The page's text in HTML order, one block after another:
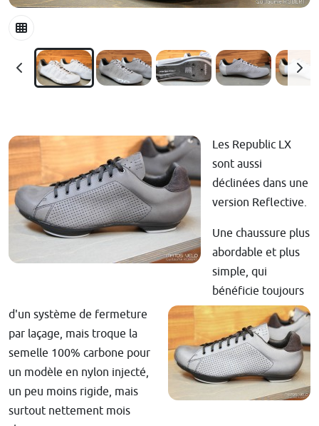
Les Republic LX
sont aussi
déclinées dans une
version Reflective.
Une chaussure plus
abordable et plus
simple, qui
bénéficie toujours
d'un système de fermeture
par laçage, mais troque la
semelle 100% carbone pour
un modèle en nylon injecté,
un peu moins rigide, mais
surtout nettement mois